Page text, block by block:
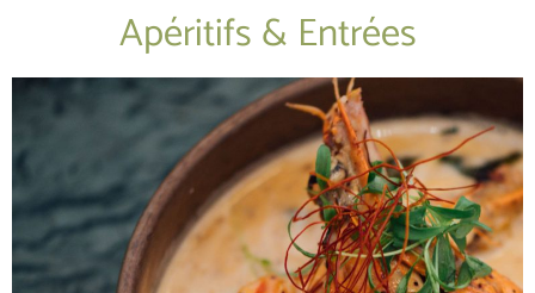
Apéritifs & Entrées